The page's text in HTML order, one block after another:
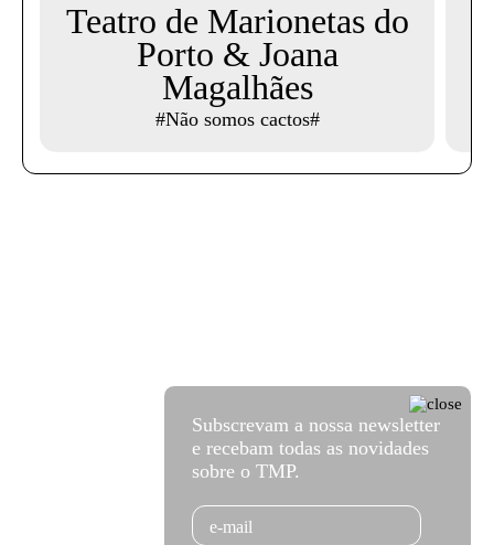
Teatro de Marionetas do
Porto & Joana
Magalhães
#Não somos cactos#
Subscrevam a nossa newsletter
e recebam todas as novidades
sobre o TMP.
Email